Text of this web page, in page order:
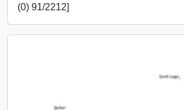
(0) 91/2212]